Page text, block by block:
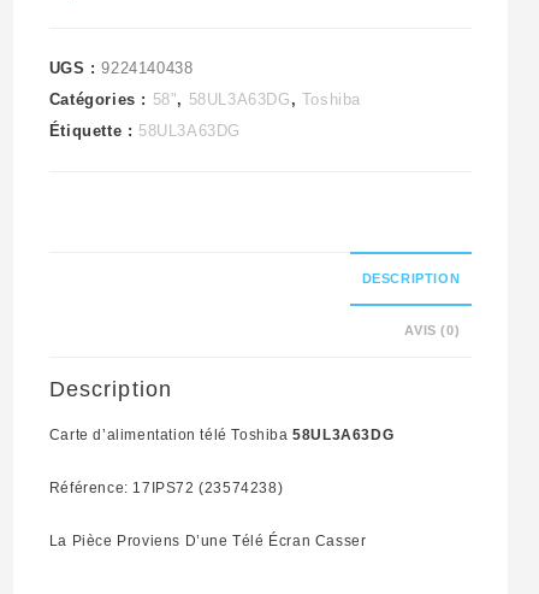
UGS :9224140438
Catégories : 58", 58UL3A63DG , Toshiba
Étiquette : 58UL3A63DG
DESCRIPTION
AVIS (0)
Description
Carte d’alimentation télé Toshiba58UL3A63DG
Référence: 17IPS72 (23574238)
La Pièce Proviens D’une Télé Écran Casser